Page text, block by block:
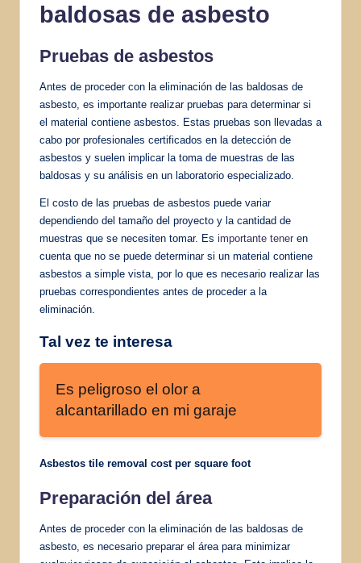
baldosas de asbesto
Pruebas de asbestos
Antes de proceder con la eliminación de las baldosas de
asbesto, es importante realizar pruebas para determinar si
el material contiene asbestos. Estas pruebas son llevadas a
cabo por profesionales certificados en la detección de
asbestos y suelen implicar la toma de muestras de las
baldosas y su análisis en un laboratorio especializado.
El costo de las pruebas de asbestos puede variar
dependiendo del tamaño del proyecto y la cantidad de
muestras que se necesiten tomar. Es importante tener en
cuenta que no se puede determinar si un material contiene
asbestos a simple vista, por lo que es necesario realizar las
pruebas correspondientes antes de proceder a la
eliminación.
Tal vez te interesa
Es peligroso el olor a
alcantarillado en mi garaje
Asbestos tile removal cost per square foot
Preparación del área
Antes de proceder con la eliminación de las baldosas de
asbesto, es necesario preparar el área para minimizar